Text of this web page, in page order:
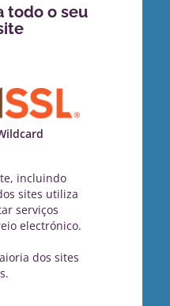
todo o seu
incluindo
sites utiliza
serviços
electrónico.
dos sites